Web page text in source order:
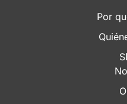
Por